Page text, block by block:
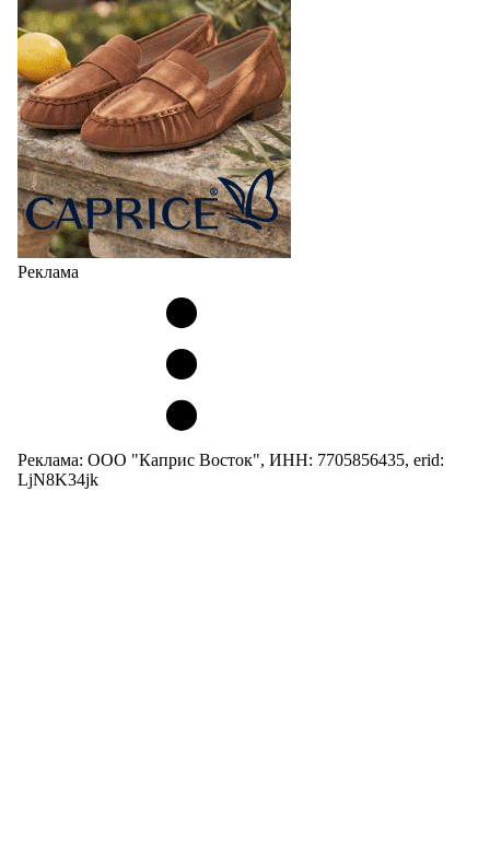
Реклама
Реклама: ООО "Каприс Восток", ИНН: 7705856435, erid:
LjN8K34jk